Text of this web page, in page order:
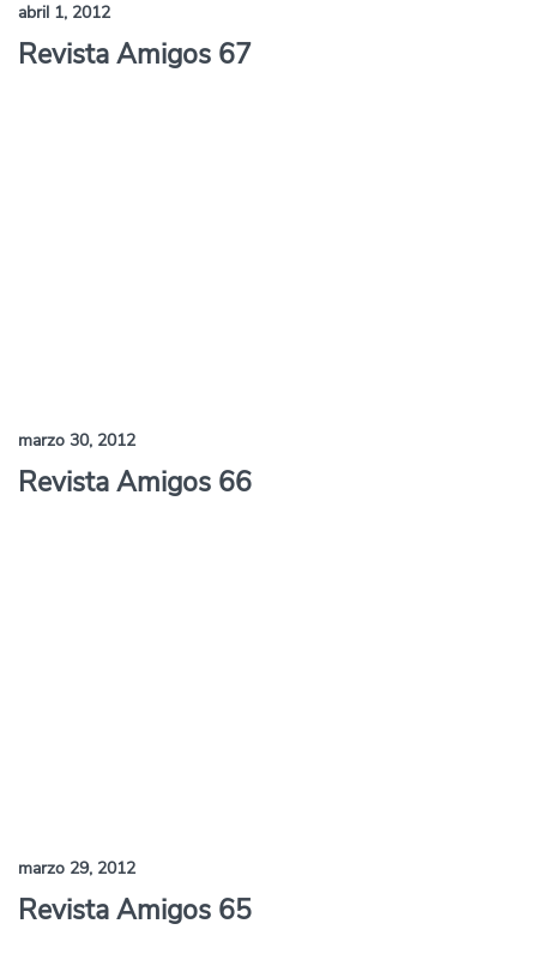
abril 1, 2012
Revista Amigos 67
marzo 30, 2012
Revista Amigos 66
marzo 29, 2012
Revista Amigos 65